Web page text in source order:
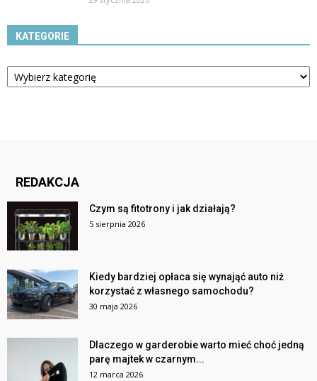
KATEGORIE
Kategorie
REDAKCJA
Czym są fitotrony i jak działają?
5 sierpnia 2026
Kiedy bardziej opłaca się wynająć auto niż
korzystać z własnego samochodu?
30 maja 2026
Dlaczego w garderobie warto mieć choć jedną
parę majtek w czarnym...
12 marca 2026